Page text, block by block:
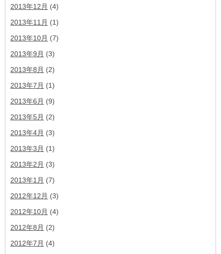
2013年12月 (4)
2013年11月 (1)
2013年10月 (7)
2013年9月 (3)
2013年8月 (2)
2013年7月 (1)
2013年6月 (9)
2013年5月 (2)
2013年4月 (3)
2013年3月 (1)
2013年2月 (3)
2013年1月 (7)
2012年12月 (3)
2012年10月 (4)
2012年8月 (2)
2012年7月 (4)